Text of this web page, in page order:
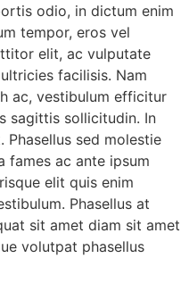
odio, in dictum enim
tempor, eros vel
elit, ac vulputate
facilisis. Nam
ac, vestibulum efficitur
sagittis sollicitudin. In
Phasellus sed molestie
fames ac ante ipsum
elit quis enim
Phasellus at
sit amet diam sit amet
volutpat phasellus